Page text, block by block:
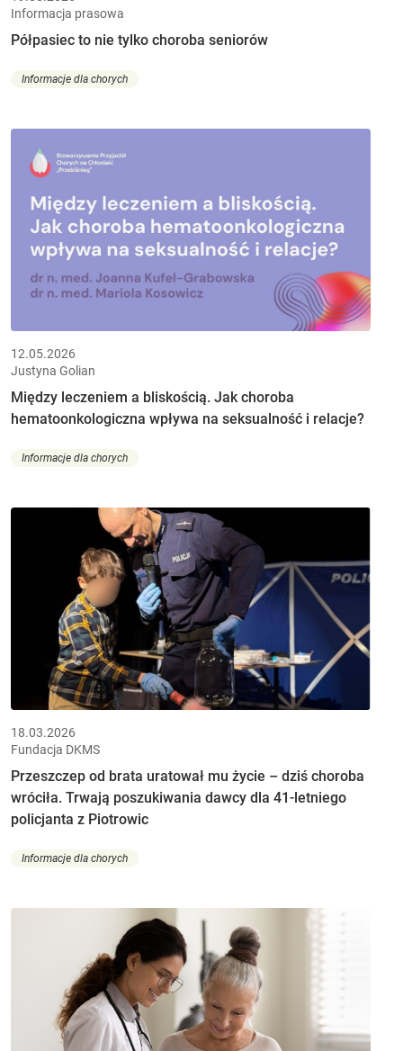
Informacja prasowa
Półpasiec to nie tylko choroba seniorów
Informacje dla chorych
12.05.2026
Justyna Golian
Między leczeniem a bliskością. Jak choroba
hematoonkologiczna wpływa na seksualność i relacje?
Informacje dla chorych
18.03.2026
Fundacja DKMS
Przeszczep od brata uratował mu życie – dziś choroba
wróciła. Trwają poszukiwania dawcy dla 41-letniego
policjanta z Piotrowic
Informacje dla chorych